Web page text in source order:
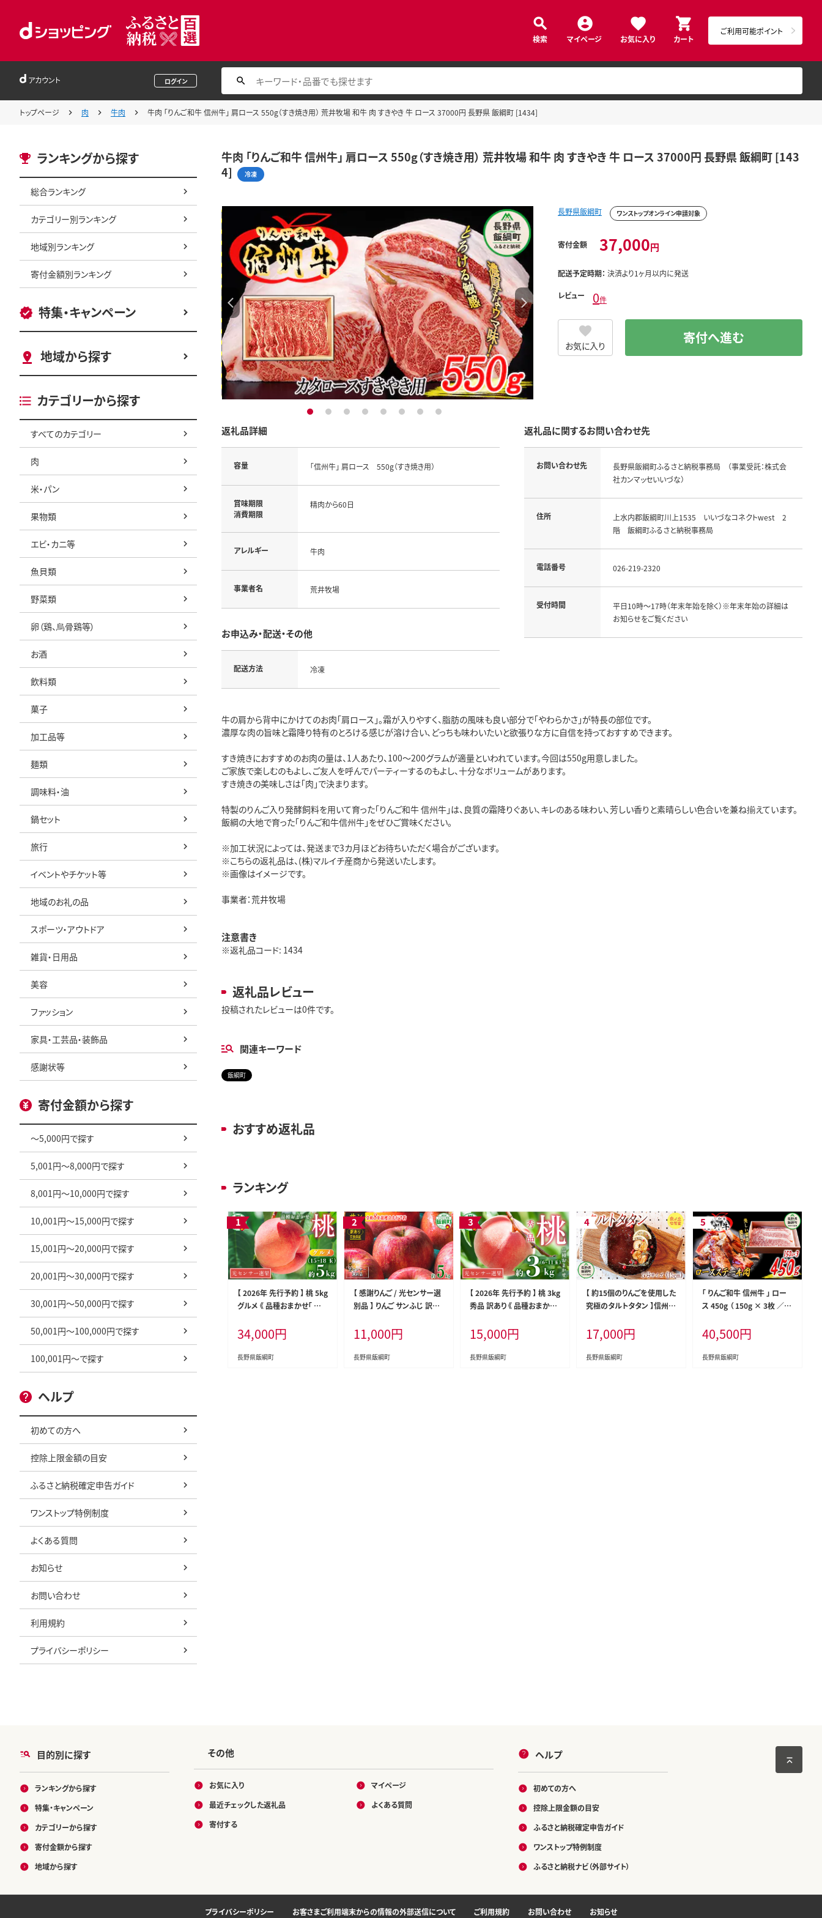
検索 マイページ お気に入り カート
ご利用可能ポイント
アカウント ログイン
トップページ 肉 牛肉 牛肉 「りんご和牛 信州牛」 肩ロース 550g（すき焼き用） 荒井牧場 和牛 肉 すきやき 牛 ロース 37000円 長野県 飯綱町 [1434]
ランキングから探す
総合ランキング
カテゴリー別ランキング
地域別ランキング
寄付金額別ランキング
特集・キャンペーン
地域から探す
カテゴリーから探す
すべてのカテゴリー
肉
米・パン
果物類
エビ・カニ等
魚貝類
野菜類
卵（鶏、烏骨鶏等）
お酒
飲料類
菓子
加工品等
麺類
調味料・油
鍋セット
旅行
イベントやチケット等
地域のお礼の品
スポーツ・アウトドア
雑貨・日用品
美容
ファッション
家具・工芸品・装飾品
感謝状等
寄付金額から探す
～5,000円で探す
5,001円～8,000円で探す
8,001円～10,000円で探す
10,001円～15,000円で探す
15,001円～20,000円で探す
20,001円～30,000円で探す
30,001円～50,000円で探す
50,001円～100,000円で探す
100,001円～で探す
ヘルプ
初めての方へ
控除上限金額の目安
ふるさと納税確定申告ガイド
ワンストップ特例制度
よくある質問
お知らせ
お問い合わせ
利用規約
プライバシーポリシー
牛肉 「りんご和牛 信州牛」 肩ロース 550g（すき焼き用） 荒井牧場 和牛 肉 すきやき 牛 ロース 37000円 長野県 飯綱町 [143
4]
冷凍
1 2 3 4 5 6 7 8
長野県飯綱町 ワンストップオンライン申請対象
寄付金額 37,000円
配送予定時期： 決済より1ヶ月以内に発送
レビュー 0件
お気に入り 寄付へ進む
返礼品詳細
容量 「信州牛」 肩ロース 550g（すき焼き用）
賞味期限
消費期限
精肉から60日
アレルギー 牛肉
事業者名 荒井牧場
お申込み・配送・その他
配送方法 冷凍
返礼品に関するお問い合わせ先
お問い合わせ先
長野県飯綱町ふるさと納税事務局 （事業受託：株式会
社カンマッセいいづな）
住所
上水内郡飯綱町川上1535 いいづなコネクトwest 2
階 飯綱町ふるさと納税事務局
電話番号 026-219-2320
受付時間
平日10時～17時（年末年始を除く）※年末年始の詳細は
お知らせをご覧ください
牛の肩から背中にかけてのお肉「肩ロース」。霜が入りやすく、脂肪の風味も良い部分で「やわらかさ」が特長の部位です。
濃厚な肉の旨味と霜降り特有のとろける感じが溶け合い、どっちも味わいたいと欲張りな方に自信を持っておすすめできます。
すき焼きにおすすめのお肉の量は、1人あたり、100～200グラムが適量といわれています。今回は550g用意しました。
ご家族で楽しむのもよし、ご友人を呼んでパーティーするのもよし、十分なボリュームがあります。
すき焼きの美味しさは「肉」で決まります。
特製のりんご入り発酵飼料を用いて育った「りんご和牛 信州牛」は、良質の霜降りぐあい、キレのある味わい、芳しい香りと素晴らしい色合いを兼ね揃えています。
飯綱の大地で育った「りんご和牛信州牛」をぜひご賞味ください。
※加工状況によっては、発送まで3カ月ほどお待ちいただく場合がございます。
※こちらの返礼品は、(株)マルイチ産商から発送いたします。
※画像はイメージです。
事業者：荒井牧場
注意書き
※返礼品コード: 1434
返礼品レビュー
投稿されたレビューは0件です。
関連キーワード
飯綱町
おすすめ返礼品
ランキング
【 2026年 先行予約 】 桃 5kg
グルメ 《 品種おまかせ「 白
いずれか1品種 》 光センサー
選別品 【 予約 果物 くだもの
もも フルーツ 長野 信州 ク
34,000円
長野県飯綱町
【 感謝りんご / 光センサー選
別品 】 りんご サンふじ 訳あ
換保証 ながの農業協同組合
2026年12月上旬頃から202
7年1月下旬頃まで順次発送
11,000円
長野県飯綱町
【 2026年 先行予約 】 桃 3kg
秀品 訳あり 《 品種おまかせ「
」いずれか1品種 》 光センサ
ー選別品 【 予約 果物 くだも
の もも フルーツ 長野 信州
15,000円
長野県飯綱町
【 約15個のりんごを使用した
究極のタルトタタン 】信州
タルトタタン ( ホール 5号 1
5cm ) 泉が丘喫茶室 お菓子
ケーキ タルト りんご リンゴ
17,000円
長野県飯綱町
「 りんご和牛 信州牛 」 ロー
ス 450g （ 150g × 3枚 ／ ス
肉 牛 精肉 肉 ロース ステー
キ 霜降り 40500円 長野県
飯綱町 [1435]
40,500円
長野県飯綱町
目的別に探す
ランキングから探す
特集・キャンペーン
カテゴリーから探す
寄付金額から探す
地域から探す
その他
お気に入り
最近チェックした返礼品
寄付する
マイページ
よくある質問
ヘルプ
初めての方へ
控除上限金額の目安
ふるさと納税確定申告ガイド
ワンストップ特例制度
ふるさと納税ナビ（外部サイト）
プライバシーポリシー お客さまご利用端末からの情報の外部送信について ご利用規約 お問い合わせ お知らせ